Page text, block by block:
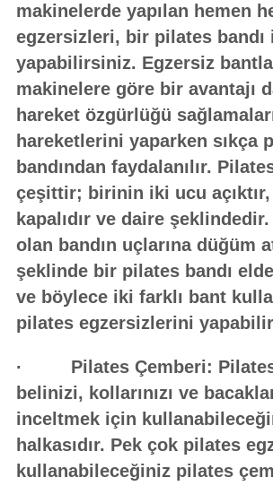
makinelerde yapılan hemen
egzersizleri, bir pilates bandı
yapabilirsiniz. Egzersiz
makinelere göre bir avantajı
hareket özgürlüğü
hareketlerini yaparken sıkça
bandından faydalanılır.
çeşittir; birinin iki ucu
kapalıdır ve daire
olan bandın uçlarına düğüm
şeklinde bir pilates bandı
ve böylece iki farklı bant
pilates egzersizlerini
· Pilates Çemberi:
belinizi, kollarınızı ve
inceltmek için
halkasıdır. Pek çok pilates
kullanabileceğiniz pilates